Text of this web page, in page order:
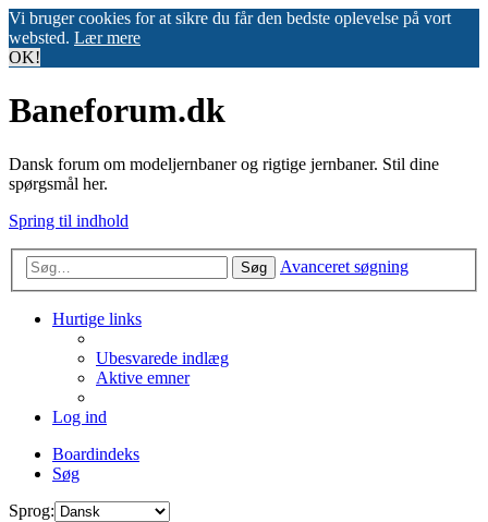
Vi bruger cookies for at sikre du får den bedste oplevelse på vort
websted. Lær mere
OK!
Baneforum.dk
Dansk forum om modeljernbaner og rigtige jernbaner. Stil dine
spørgsmål her.
Spring til indhold
Søg Avanceret søgning
Hurtige links
Ubesvarede indlæg
Aktive emner
Log ind
Boardindeks
Søg
Sprog: